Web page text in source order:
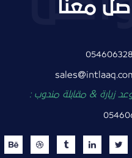
معنا
زيارة & مقابلة مندوب :